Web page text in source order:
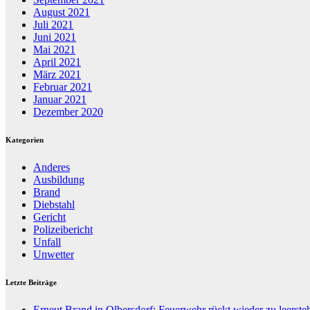
August 2021
Juli 2021
Juni 2021
Mai 2021
April 2021
März 2021
Februar 2021
Januar 2021
Dezember 2020
Kategorien
Anderes
Ausbildung
Brand
Diebstahl
Gericht
Polizeibericht
Unfall
Unwetter
Letzte Beiträge